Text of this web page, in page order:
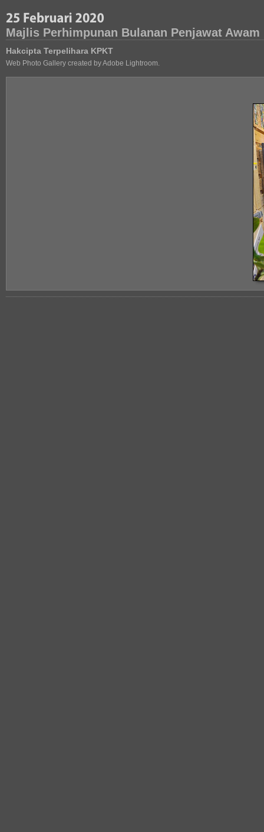
Majlis Perhimpunan Bulanan Penjawat Awam
Hakcipta Terpelihara KPKT
Web Photo Gallery created by Adobe Lightroom.